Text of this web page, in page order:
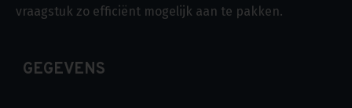
vraagstuk zo efficiënt mogelijk aan te pakken.
GEGEVENS